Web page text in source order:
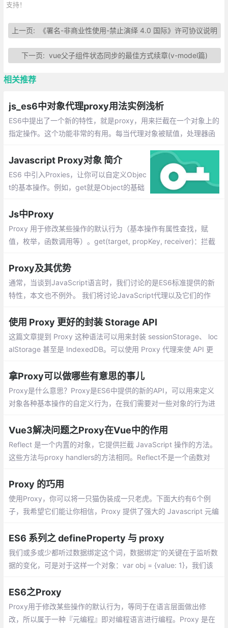
支持！
上一页: 《署名-非商业性使用-禁止演绎 4.0 国际》许可协议说明
下一页: vue父子组件状态同步的最佳方式续章(v-model篇)
相关推荐
js_es6中对象代理proxy用法实例浅析
ES6中提出了一个新的特性，就是proxy，用来拦截在一个对象上的
指定操作。这个功能非常的有用。每当代理对象被赋值，处理器函
Javascript Proxy对象 简介
ES6 中引入Proxies，让你可以自定义Objec
t的基本操作。例如，get就是Object的基础
Js中Proxy
Proxy 用于修改某些操作的默认行为（基本操作有属性查找，赋
值，枚举，函数调用等）。get(target, propKey, receiver)：拦截
个属性的赋值操作
Proxy及其优势
通常，当谈到JavaScript语言时，我们讨论的是ES6标准提供的新
特性，本文也不例外。 我们将讨论JavaScript代理以及它们的作
么。
使用 Proxy 更好的封装 Storage API
这篇文章提到 Proxy 这种语法可以用来封装 sessionStorage、 loc
alStorage 甚至是 IndexedDB。可以使用 Proxy 代理来使 API 更
拿Proxy可以做哪些有意思的事儿
Proxy是什么意思？Proxy是ES6中提供的新的API，可以用来定义
对象各种基本操作的自定义行为，在我们需要对一些对象的行为进
Vue3解决问题之Proxy在Vue中的作用
Reflect 是一个内置的对象，它提供拦截 JavaScript 操作的方法。
这些方法与proxy handlers的方法相同。Reflect不是一个函数对
好的一点是__避免直接报错__
Proxy 的巧用
使用Proxy，你可以将一只猫伪装成一只老虎。下面大约有6个例
子，我希望它们能让你相信，Proxy 提供了强大的 Javascript 元编
ES6 系列之 defineProperty 与 proxy
我们或多或少都听过数据绑定这个词，数据绑定”的关键在于监听数
据的变化，可是对于这样一个对象：var obj = {value: 1}，我们该
方法，该方法可以在一个对象上定义一个新属性
ES6之Proxy
Proxy用于修改某些操作的默认行为，等同于在语言层面做出修
改，所以属于一种『元编程』即对编程语言进行编程。Proxy 是在